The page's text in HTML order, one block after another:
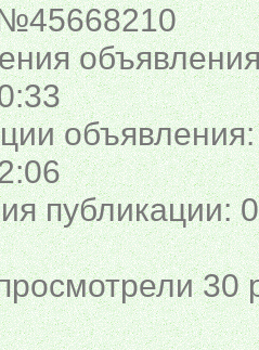
объявления:
публикации:
30